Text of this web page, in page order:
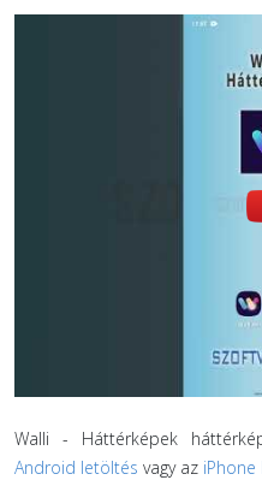
Walli - Háttérképek
Android letöltés vagy az